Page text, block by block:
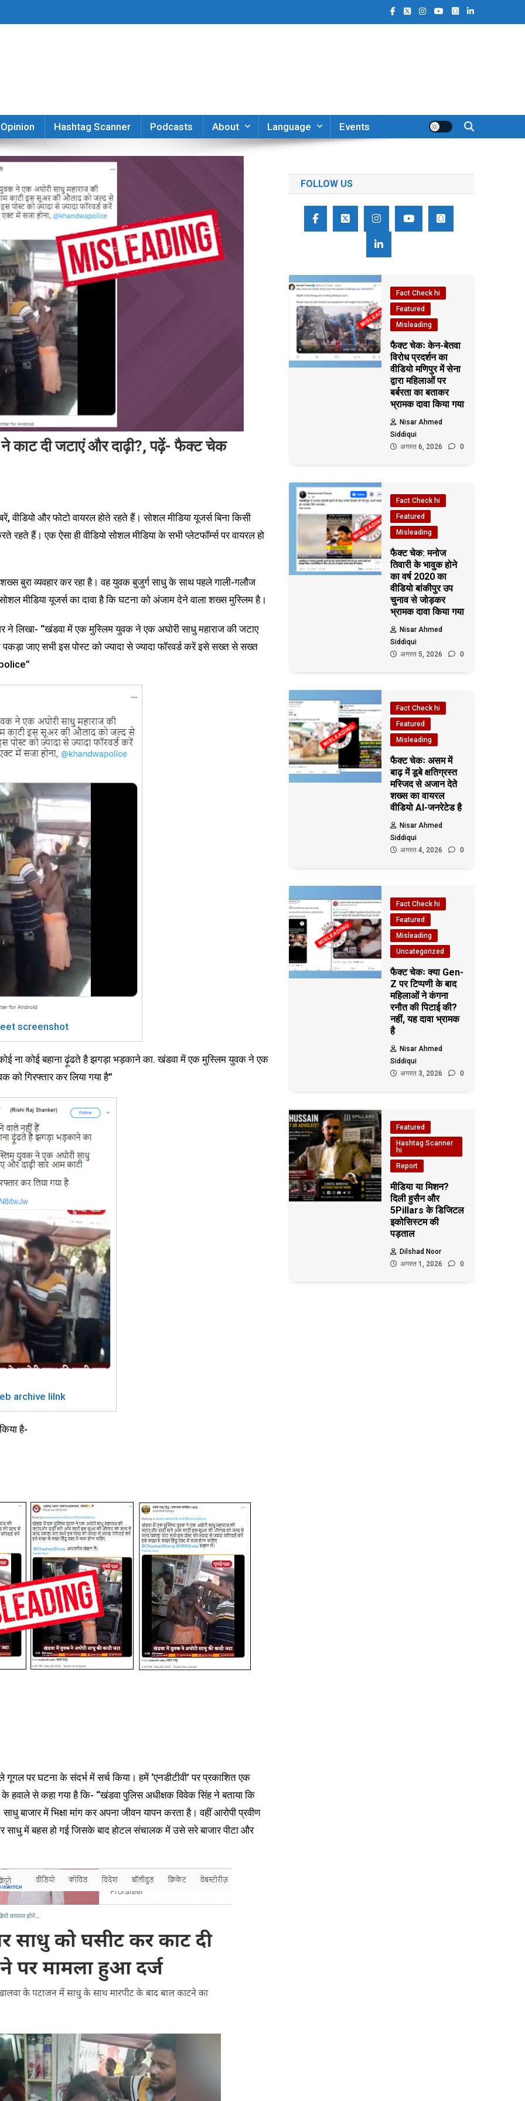
Opinion
Hashtag Scanner Podcasts About Language Events
काट दी जटाएं और दाढ़ी?, पढ़ें- फैक्ट चेक
और फोटो वायरल होते रहते हैं। सोशल मीडिया यूजर्स बिना किसी
हैं। एक ऐसा ही वीडियो सोशल मीडिया के सभी प्लेटफॉर्म्स पर वायरल हो
बुरा व्यवहार कर रहा है। वह युवक बुजुर्ग साधु के साथ पहले गाली-गलौज
मीडिया यूजर्स का दावा है कि घटना को अंजाम देने वाला शख्स मुस्लिम है।
लिखा- “खंडवा में एक मुस्लिम युवक ने एक अघोरी साधु महाराज की जटाए
जाए सभी इस पोस्ट को ज्यादा से ज्यादा फॉरवर्ड करें इसे सख्त से सख्त
screenshot
ना कोई बहाना ढ़ूंढते है झगड़ा भड़काने का. खंडवा में एक मुस्लिम युवक ने एक
को गिरफ्तार कर लिया गया है”
archive lilnk
है-
पर घटना के संदर्भ में सर्च किया। हमें ‘एनडीटीवी’ पर प्रकाशित एक
के हवाले से कहा गया है कि- “खंडवा पुलिस अधीक्षक विवेक सिंह ने बताया कि
बाजार में भिक्षा मांग कर अपना जीवन यापन करता है। वहीं आरोपी प्रवीण
में बहस हो गई जिसके बाद होटल संचालक में उसे सरे बाजार पीटा और
FOLLOW US
Fact Check hi
Featured
Misleading
फैक्ट चेकः केन-बेतवा
विरोध प्रदर्शन का
वीडियो मणिपुर में सेना
द्वारा महिलाओं पर
बर्बरता का बताकर
भ्रामक दावा किया गया
Nisar Ahmed
Siddiqui
अगस्त 6, 2026
0
Fact Check hi
Featured
Misleading
फैक्ट चेक: मनोज
तिवारी के भावुक होने
का वर्ष 2020 का
वीडियो बांकीपुर उप
चुनाव से जोड़कर
भ्रामक दावा किया गया
Nisar Ahmed
Siddiqui
अगस्त 5, 2026
0
Fact Check hi
Featured
Misleading
फैक्ट चेकः असम में
बाढ़ में डूबे क्षतिग्रस्त
मस्जिद से अजान देते
शख्स का वायरल
वीडियो AI-जनरेटेड है
Nisar Ahmed
Siddiqui
अगस्त 4, 2026
0
Fact Check hi
Featured
Misleading
Uncategorized
फैक्ट चेकः क्या Gen-
Z पर टिप्पणी के बाद
महिलाओं ने कंगना
रनौत की पिटाई की?
नहीं, यह दावा भ्रामक
है
Nisar Ahmed
Siddiqui
अगस्त 3, 2026
0
Featured
Hashtag Scanner
hi
Report
मीडिया या मिशन?
दिली हुसैन और
5Pillars के डिजिटल
इकोसिस्टम की
पड़ताल
Dilshad Noor
अगस्त 1, 2026
0